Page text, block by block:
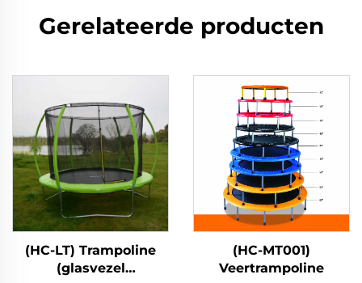
Gerelateerde producten
(HC-LT) Trampoline
(glasvezel
(HC-MT001)
Veertrampoline